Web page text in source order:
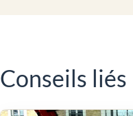
Conseils liés